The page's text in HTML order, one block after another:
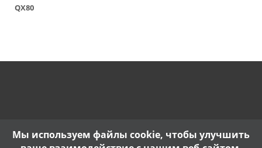
QX80
Мы используем файлы cookie, чтобы улучшить